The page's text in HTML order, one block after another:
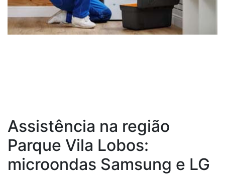
Assistência na região
Parque Vila Lobos:
microondas Samsung e LG